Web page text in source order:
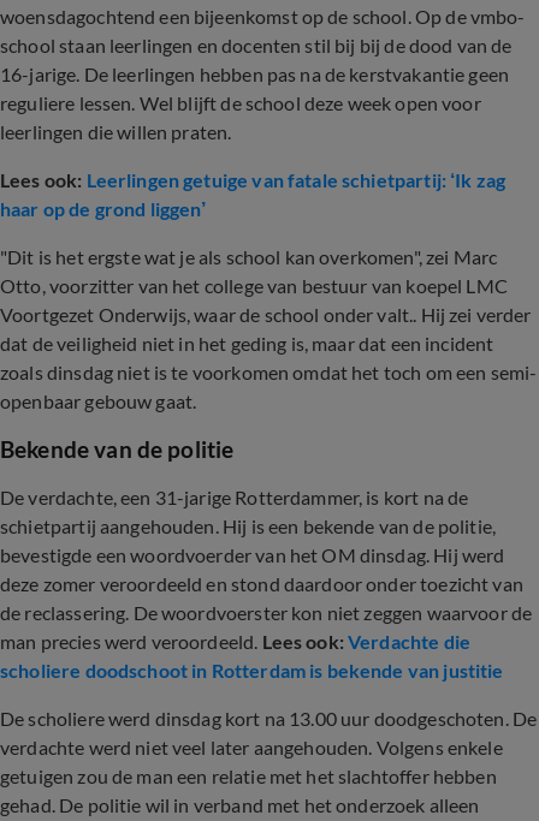
woensdagochtend een bijeenkomst op de school. Op de vmbo-
school staan leerlingen en docenten stil bij bij de dood van de
16-jarige. De leerlingen hebben pas na de kerstvakantie geen
reguliere lessen. Wel blijft de school deze week open voor
leerlingen die willen praten.
Lees ook: Leerlingen getuige van fatale schietpartij: ‘Ik zag
haar op de grond liggen’
"Dit is het ergste wat je als school kan overkomen", zei Marc
Otto, voorzitter van het college van bestuur van koepel LMC
Voortgezet Onderwijs, waar de school onder valt.. Hij zei verder
dat de veiligheid niet in het geding is, maar dat een incident
zoals dinsdag niet is te voorkomen omdat het toch om een semi-
openbaar gebouw gaat.
Bekende van de politie
De verdachte, een 31-jarige Rotterdammer, is kort na de
schietpartij aangehouden. Hij is een bekende van de politie,
bevestigde een woordvoerder van het OM dinsdag. Hij werd
deze zomer veroordeeld en stond daardoor onder toezicht van
de reclassering. De woordvoerster kon niet zeggen waarvoor de
man precies werd veroordeeld. Lees ook:Verdachte die
scholiere doodschoot in Rotterdam is bekende van justitie
De scholiere werd dinsdag kort na 13.00 uur doodgeschoten. De
verdachte werd niet veel later aangehouden. Volgens enkele
getuigen zou de man een relatie met het slachtoffer hebben
gehad. De politie wil in verband met het onderzoek alleen